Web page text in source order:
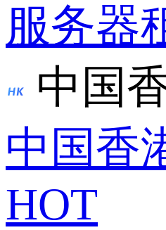
服务器
中国
中国香
HOT